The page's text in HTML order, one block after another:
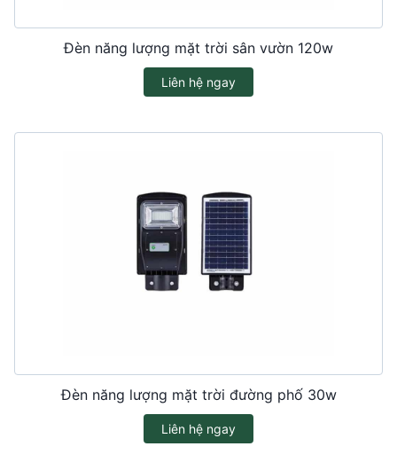
Đèn năng lượng mặt trời sân vườn 120w
Liên hệ ngay
Đèn năng lượng mặt trời đường phố 30w
Liên hệ ngay